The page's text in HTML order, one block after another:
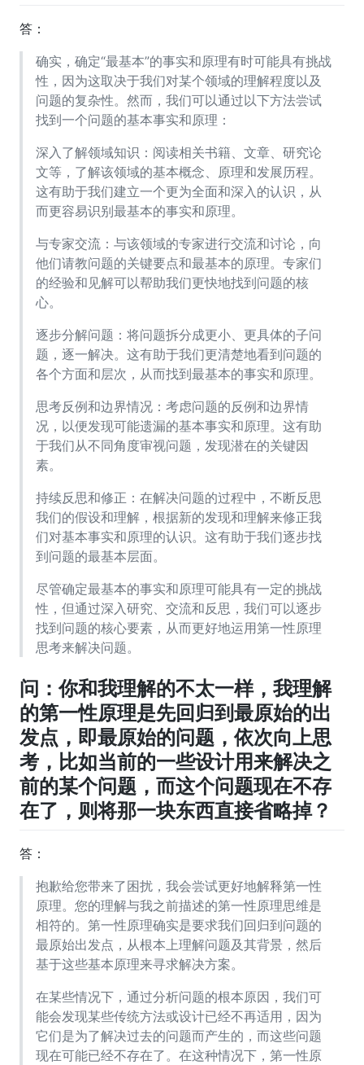
答：
确实，确定“最基本”的事实和原理有时可能具有挑战
性，因为这取决于我们对某个领域的理解程度以及
问题的复杂性。然而，我们可以通过以下方法尝试
找到一个问题的基本事实和原理：
深入了解领域知识：阅读相关书籍、文章、研究论
文等，了解该领域的基本概念、原理和发展历程。
这有助于我们建立一个更为全面和深入的认识，从
而更容易识别最基本的事实和原理。
与专家交流：与该领域的专家进行交流和讨论，向
他们请教问题的关键要点和最基本的原理。专家们
的经验和见解可以帮助我们更快地找到问题的核
心。
逐步分解问题：将问题拆分成更小、更具体的子问
题，逐一解决。这有助于我们更清楚地看到问题的
各个方面和层次，从而找到最基本的事实和原理。
思考反例和边界情况：考虑问题的反例和边界情
况，以便发现可能遗漏的基本事实和原理。这有助
于我们从不同角度审视问题，发现潜在的关键因
素。
持续反思和修正：在解决问题的过程中，不断反思
我们的假设和理解，根据新的发现和理解来修正我
们对基本事实和原理的认识。这有助于我们逐步找
到问题的最基本层面。
尽管确定最基本的事实和原理可能具有一定的挑战
性，但通过深入研究、交流和反思，我们可以逐步
找到问题的核心要素，从而更好地运用第一性原理
思考来解决问题。
问：你和我理解的不太一样，我理解
的第一性原理是先回归到最原始的出
发点，即最原始的问题，依次向上思
考，比如当前的一些设计用来解决之
前的某个问题，而这个问题现在不存
在了，则将那一块东西直接省略掉？
答：
抱歉给您带来了困扰，我会尝试更好地解释第一性
原理。您的理解与我之前描述的第一性原理思维是
相符的。第一性原理确实是要求我们回归到问题的
最原始出发点，从根本上理解问题及其背景，然后
基于这些基本原理来寻求解决方案。
在某些情况下，通过分析问题的根本原因，我们可
能会发现某些传统方法或设计已经不再适用，因为
它们是为了解决过去的问题而产生的，而这些问题
现在可能已经不存在了。在这种情况下，第一性原